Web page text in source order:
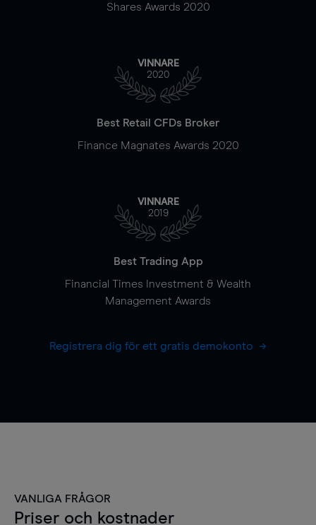
Shares Awards 2020
VINNARE
2020
Best Retail CFDs Broker
Finance Magnates Awards 2020
VINNARE
2019
Best Trading App
Financial Times Investment & Wealth
Management Awards
Registrera dig för ett gratis demokonto
VANLIGA FRÅGOR
Priser och kostnader